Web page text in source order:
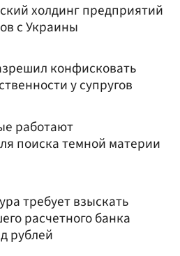
холдинг предприятий
с Украины
конфисковать
у супругов
работают
поиска темной материи
требует взыскать
расчетного банка
рублей